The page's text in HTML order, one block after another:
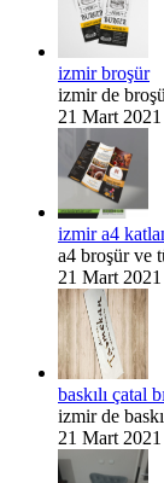
izmir broşür
izmir de
21 Mart 2021
izmir a4
a4 broşür ve
21 Mart 2021
baskılı çatal
izmir de
21 Mart 2021